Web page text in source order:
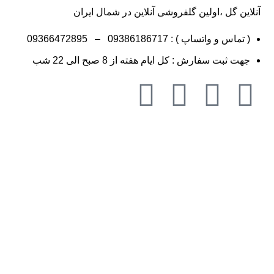
آنلاین گل ،اولین گلفروشی آنلاین در شمال ایران
( تماس و واتساپ ) : 09386186717
–
09366472895
جهت ثبت سفارش : کل ایام هفته از 8 صبح الی 22 شب